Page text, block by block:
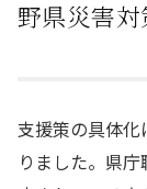
野県災害
支援策の具体
りました。県